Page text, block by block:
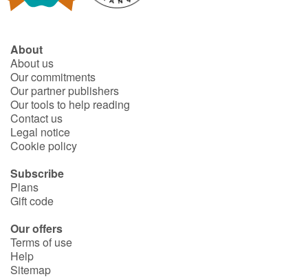
Festivals and events
Love and friendship
Social issues
Emotions and feelings
Formats and illustrations
Catalogue anglais
About
About us
Our commitments
Our partner publishers
Our tools to help reading
Contact us
Legal notice
Cookie policy
Subscribe
Plans
Gift code
Our offers
Terms of use
Help
Sitemap